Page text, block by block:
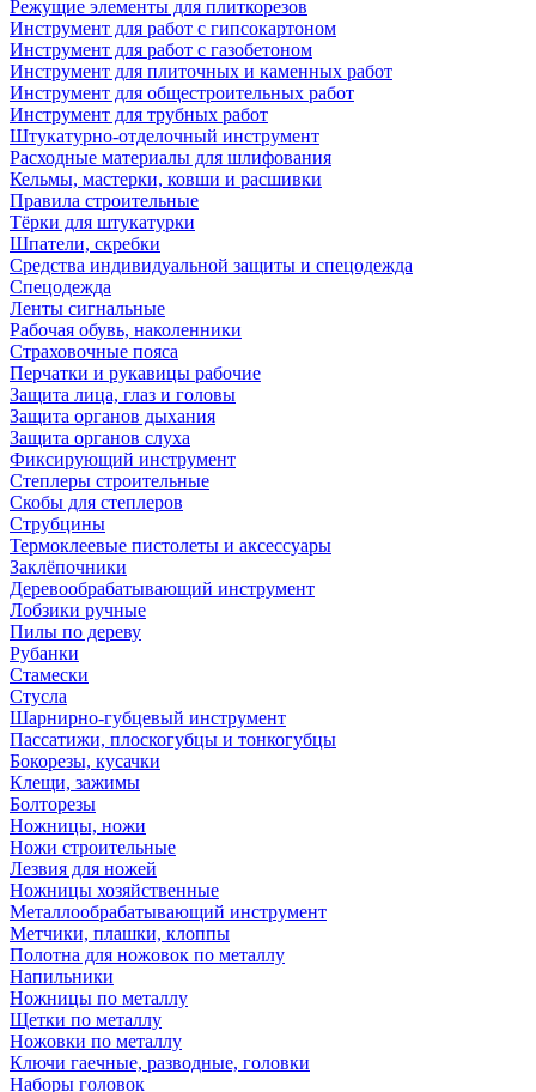
Режущие элементы для плиткорезов
Инструмент для работ с гипсокартоном
Инструмент для работ с газобетоном
Инструмент для плиточных и каменных работ
Инструмент для общестроительных работ
Инструмент для трубных работ
Штукатурно-отделочный инструмент
Расходные материалы для шлифования
Кельмы, мастерки, ковши и расшивки
Правила строительные
Тёрки для штукатурки
Шпатели, скребки
Средства индивидуальной защиты и спецодежда
Спецодежда
Ленты сигнальные
Рабочая обувь, наколенники
Страховочные пояса
Перчатки и рукавицы рабочие
Защита лица, глаз и головы
Защита органов дыхания
Защита органов слуха
Фиксирующий инструмент
Степлеры строительные
Скобы для степлеров
Струбцины
Термоклеевые пистолеты и аксессуары
Заклёпочники
Деревообрабатывающий инструмент
Лобзики ручные
Пилы по дереву
Рубанки
Стамески
Стусла
Шарнирно-губцевый инструмент
Пассатижи, плоскогубцы и тонкогубцы
Бокорезы, кусачки
Клещи, зажимы
Болторезы
Ножницы, ножи
Ножи строительные
Лезвия для ножей
Ножницы хозяйственные
Металлообрабатывающий инструмент
Метчики, плашки, клоппы
Полотна для ножовок по металлу
Напильники
Ножницы по металлу
Щетки по металлу
Ножовки по металлу
Ключи гаечные, разводные, головки
Наборы головок